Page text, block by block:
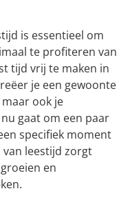
is essentieel om
te profiteren van
tijd vrij te maken in
je een gewoonte
ook je
gaat om een paar
specifiek moment
leestijd zorgt
en